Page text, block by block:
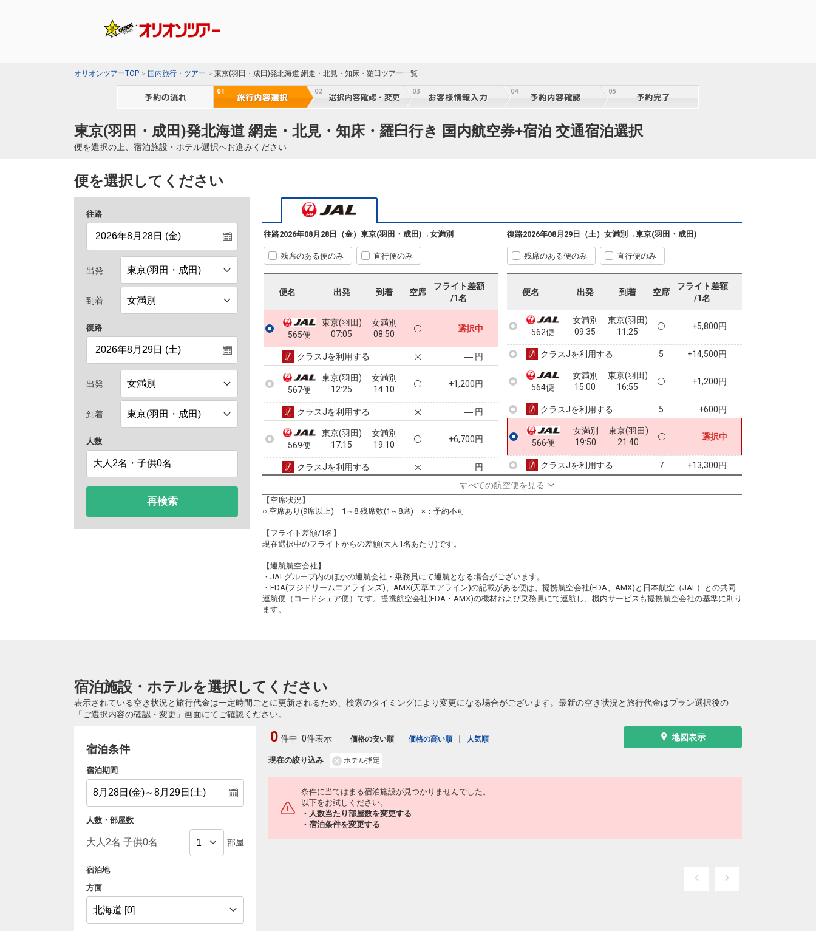
オリオンツアーTOP 国内旅行・ツアー 東京(羽田・成田)発北海道 網走・北見・知床・羅臼ツアー一覧
東京(羽田・成田)発北海道 網走・北見・知床・羅臼行き 国内航空券+宿泊 交通宿泊選択
便を選択の上、宿泊施設・ホテル選択へお進みください
便を選択してください
往路
出発
到着
復路
出発
到着
人数
再検索
往路2026年08月28日（金） 東京(羽田・成田) →女満別
残席のある便のみ 直行便のみ
便名 出発 到着 空席
フライト差額
/1名
565便
東京(羽田)
07:05
女満別
08:50
選択中
クラスJを利用する ― 円
567便
東京(羽田)
12:25
女満別
14:10
+1,200円
クラスJを利用する ― 円
569便
東京(羽田)
17:15
女満別
19:10
+6,700円
クラスJを利用する ― 円
復路2026年08月29日（土） 女満別 →東京(羽田・成田)
残席のある便のみ 直行便のみ
便名 出発 到着 空席
フライト差額
/1名
562便
女満別
09:35
東京(羽田)
11:25
+5,800円
クラスJを利用する 5 +14,500円
564便
女満別
15:00
東京(羽田)
16:55
+1,200円
クラスJを利用する 5 +600円
566便
女満別
19:50
東京(羽田)
21:40
選択中
クラスJを利用する 7 +13,300円
すべての航空便を見る
【空席状況】
○:空席あり(9席以上) 1～8:残席数(1～8席) ×：予約不可
【フライト差額/1名】
現在選択中のフライトからの差額(大人1名あたり)です。
【運航航空会社】
・JALグループ内のほかの運航会社・乗務員にて運航となる場合がございます。
・FDA(フジドリームエアラインズ)、AMX(天草エアライン)の記載がある便は、提携航空会社(FDA、AMX)と日本航空（JAL）との共同
運航便（コードシェア便）です。提携航空会社(FDA・AMX)の機材および乗務員にて運航し、機内サービスも提携航空会社の基準に則り
ます。
宿泊施設・ホテルを選択してください
表示されている空き状況と旅行代金は一定時間ごとに更新されるため、検索のタイミングにより変更になる場合がございます。最新の空き状況と旅行代金はプラン選択後の
「ご選択内容の確認・変更」画面にてご確認ください。
宿泊条件
宿泊期間
人数・部屋数
部屋
宿泊地
方面
地図表示
現在の絞り込み ホテル指定
0 件中 0件表示 価格の安い順 価格の高い順 人気順
条件に当てはまる宿泊施設が見つかりませんでした。
以下をお試しください。
・人数当たり部屋数を変更する
・宿泊条件を変更する